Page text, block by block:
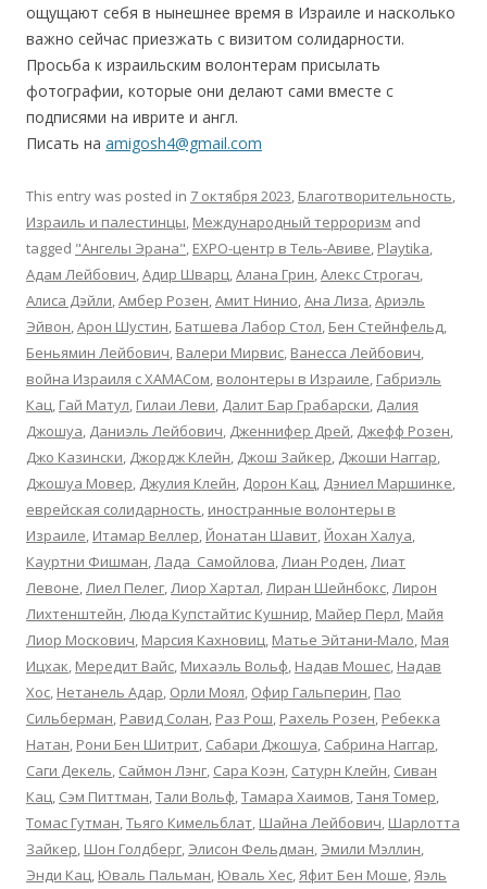
ощущают себя в нынешнее время в Израиле и насколько
важно сейчас приезжать с визитом солидарности.
Просьба к израильским волонтерам присылать
фотографии, которые они делают сами вместе с
подписями на иврите и англ.
Писать на amigosh4@gmail.com
This entry was posted in 7 октября 2023, Благотворительность,
Израиль и палестинцы, Международный терроризм and
tagged "Ангелы Эрана", EХРО-центр в Тель-Авиве, Playtika,
Адам Лейбович,Адир Шварц,Алана Грин,Алекс Строгач,
Алиса Дэйли,Амбер Розен,Амит Нинио,Ана Лиза,Ариэль
Эйвон,Арон Шустин, Батшева Лабор Стол, Бен Стейнфельд,
Беньямин Лейбович, Валери Мирвис, Ванесса Лейбович,
война Израиля с ХАМАСом, волонтеры в Израиле, Габриэль
Кац, Гай Матул, Гилаи Леви, Далит Бар Грабарски, Далия
Джошуа, Даниэль Лейбович, Дженнифер Дрей, Джефф Розен,
Джо Казински, Джордж Клейн, Джош Зайкер, Джоши Наггар,
Джошуа Мовер, Джулия Клейн, Дорон Кац, Дэниел Маршинке,
еврейская солидарность, иностранные волонтеры в
Израиле, Итамар Веллер, Йонатан Шавит, Йохан Халуа,
Кауртни Фишман,Лада Cамойлова,Лиан Роден,Лиат
Левоне,Лиел Пелег,Лиор Хартал,Лиран Шейнбокс,Лирон
Лихтенштейн,Люда Купстайтис Кушнир, Майер Перл, Майя
Лиор Москович, Марсия Кахновиц, Матье Эйтани-Мало, Мая
Ицхак, Мередит Вайс, Михаэль Вольф, Надав Мошес, Надав
Хос, Нетанель Адар, Орли Моял, Офир Гальперин, Пао
Сильберман, Равид Солан, Раз Рош, Рахель Розен, Ребекка
Натан, Рони Бен Шитрит, Сабари Джошуа, Сабрина Наггар,
Саги Декель, Саймон Лэнг, Сара Коэн, Сатурн Клейн, Сиван
Кац, Сэм Питтман,Тали Вольф,Тамара Хаимов,Таня Томер,
Томас Гутман,Тьяго Кимельблат, Шайна Лейбович, Шарлотта
Зайкер, Шон Голдберг, Элисон Фельдман, Эмили Мэллин,
Энди Кац, Юваль Пальман, Юваль Хес,Яфит Бен Моше,Яэль